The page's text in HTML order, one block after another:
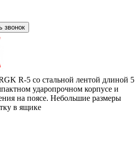
звонок
R-5 со стальной лентой длиной 5
ударопрочном корпусе и
на поясе. Небольшие размеры
в ящике